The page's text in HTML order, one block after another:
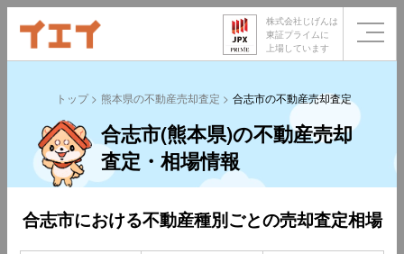
株式会社じげんは
東証プライムに
上場しています
トップ 熊本県の不動産売却査定 合志市の不動産売却査定
合志市(熊本県)の不動産売却
査定・相場情報
合志市における不動産種別ごとの売却査定相場